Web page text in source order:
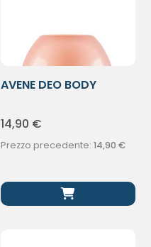
AVENE DEO BODY
14,90 €
Prezzo precedente: 14,90 €